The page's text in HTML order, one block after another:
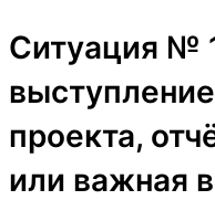
Ситуация №
проекта,
или важная